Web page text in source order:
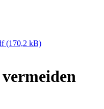
(170,2 kB)